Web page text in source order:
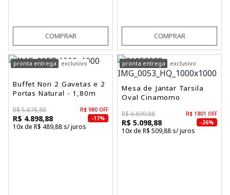
COMPRAR COMPRAR
pronta entrega exclusivo
Buffet Nori 2 Gavetas e 2
Portas Natural - 1,80m
R$ 5.878,88 R$ 980 OFF
R$ 4.898,88 -17%
10x de R$ 489,88 s/ juros
pronta entrega exclusivo
Mesa de Jantar Tarsila
Oval Cinamomo
R$ 6.899,88 R$ 1801 OFF
R$ 5.098,88 -26%
10x de R$ 509,88 s/ juros